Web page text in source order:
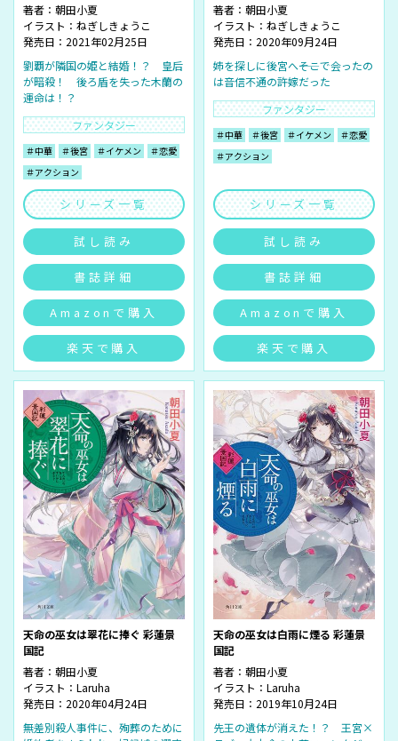
著者： 朝田小夏
イラスト： ねぎしきょうこ
発売日：2021年02月25日
劉覇が隣国の姫と結婚！？ 皇后
が暗殺！ 後ろ盾を失った木蘭の
運命は！？
ファンタジー
＃中華 ＃後宮 ＃イケメン
＃恋愛
＃アクション
シリーズ一覧
試し読み
書誌詳細
Amazonで購入
楽天で購入
著者： 朝田小夏
イラスト： ねぎしきょうこ
発売日：2020年09月24日
姉を探しに後宮へ――そこで会ったの
は音信不通の許嫁だった
ファンタジー
＃中華 ＃後宮 ＃イケメン
＃恋愛
＃アクション
シリーズ一覧
試し読み
書誌詳細
Amazonで購入
楽天で購入
天命の巫女は翠花に捧ぐ 彩蓮景
国記
著者： 朝田小夏
イラスト： Laruha
発売日：2020年04月24日
無差別殺人事件に、殉葬のために
天命の巫女は白雨に煙る 彩蓮景
国記
著者： 朝田小夏
イラスト： Laruha
発売日：2019年10月24日
先王の遺体が消えた！？ 王宮×